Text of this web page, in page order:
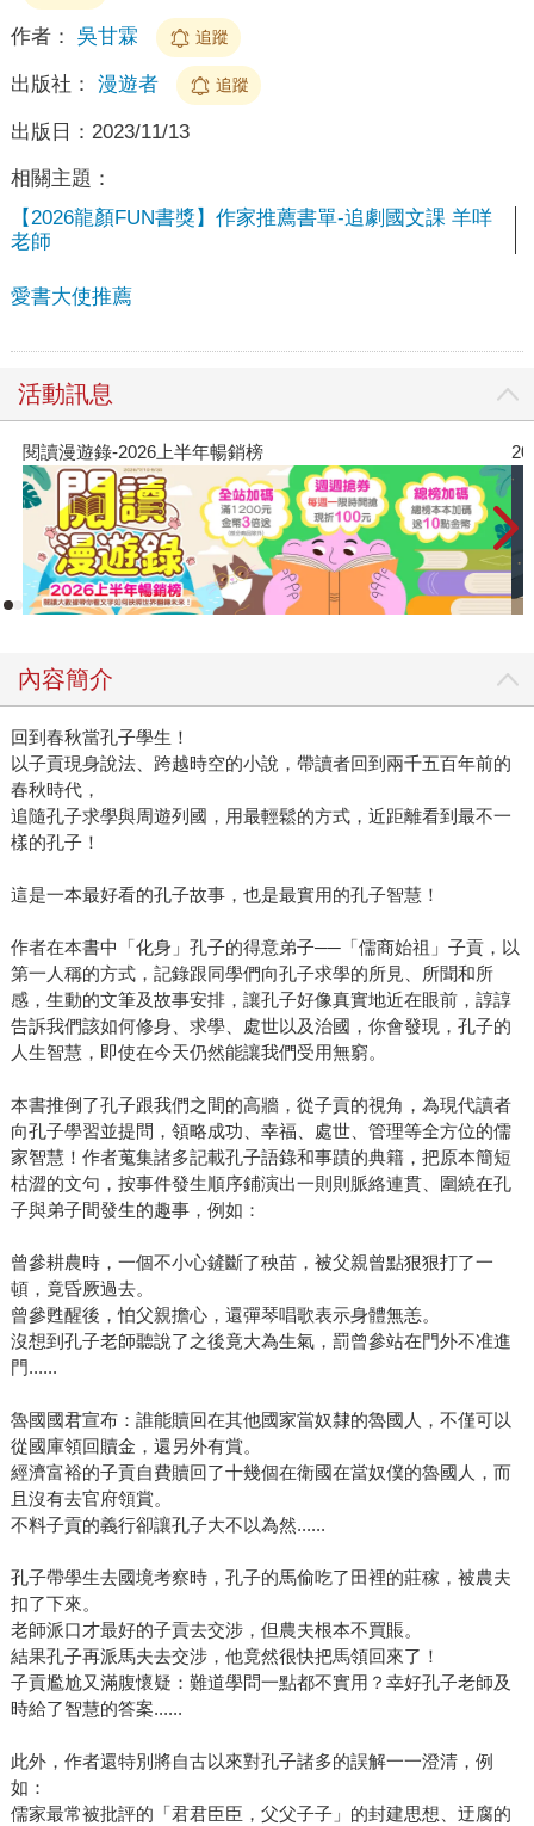
作者： 吳甘霖 追蹤
出版社： 漫遊者 追蹤
出版日： 2023/11/13
相關主題：
【2026龍顏FUN書獎】作家推薦書單-追劇國文課 羊咩
老師
愛書大使推薦
活動訊息
閱讀漫遊錄-2026上半年暢銷榜
內容簡介
回到春秋當孔子學生！
以子貢現身說法、跨越時空的小說，帶讀者回到兩千五百年前的
春秋時代，
追隨孔子求學與周遊列國，用最輕鬆的方式，近距離看到最不一
樣的孔子！
這是一本最好看的孔子故事，也是最實用的孔子智慧！
作者在本書中「化身」孔子的得意弟子──「儒商始祖」子貢，以
第一人稱的方式，記錄跟同學們向孔子求學的所見、所聞和所
感，生動的文筆及故事安排，讓孔子好像真實地近在眼前，諄諄
告訴我們該如何修身、求學、處世以及治國，你會發現，孔子的
人生智慧，即使在今天仍然能讓我們受用無窮。
本書推倒了孔子跟我們之間的高牆，從子貢的視角，為現代讀者
向孔子學習並提問，領略成功、幸福、處世、管理等全方位的儒
家智慧！作者蒐集諸多記載孔子語錄和事蹟的典籍，把原本簡短
枯澀的文句，按事件發生順序鋪演出一則則脈絡連貫、圍繞在孔
子與弟子間發生的趣事，例如：
曾參耕農時，一個不小心鏟斷了秧苗，被父親曾點狠狠打了一
頓，竟昏厥過去。
曾參甦醒後，怕父親擔心，還彈琴唱歌表示身體無恙。
沒想到孔子老師聽說了之後竟大為生氣，罰曾參站在門外不准進
門......
魯國國君宣布：誰能贖回在其他國家當奴隸的魯國人，不僅可以
從國庫領回贖金，還另外有賞。
經濟富裕的子貢自費贖回了十幾個在衛國在當奴僕的魯國人，而
且沒有去官府領賞。
不料子貢的義行卻讓孔子大不以為然......
孔子帶學生去國境考察時，孔子的馬偷吃了田裡的莊稼，被農夫
扣了下來。
老師派口才最好的子貢去交涉，但農夫根本不買賬。
結果孔子再派馬夫去交涉，他竟然很快把馬領回來了！
子貢尷尬又滿腹懷疑：難道學問一點都不實用？幸好孔子老師及
時給了智慧的答案......
此外，作者還特別將自古以來對孔子諸多的誤解一一澄清，例
如：
儒家最常被批評的「君君臣臣，父父子子」的封建思想、迂腐的